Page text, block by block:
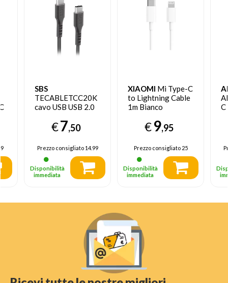
SBS
TECABLETCC20K
cavo USB USB 2.0
€7,50
Prezzo consigliato14.99
Disponibilità
immediata
XIAOMI Mi Type-C
to Lightning Cable
1m Bianco
€9,95
Prezzo consigliato25
Disponibilità
immediata
C